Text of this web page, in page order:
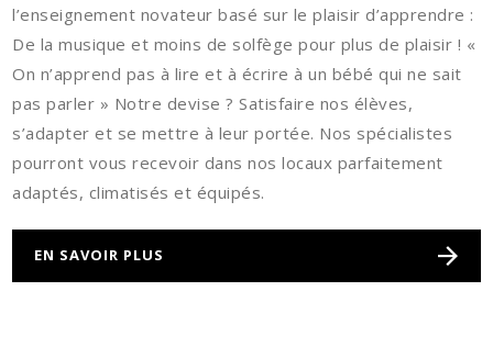
l’enseignement novateur basé sur le plaisir d’apprendre :
De la musique et moins de solfège pour plus de plaisir ! «
On n’apprend pas à lire et à écrire à un bébé qui ne sait
pas parler » Notre devise ? Satisfaire nos élèves,
s’adapter et se mettre à leur portée. Nos spécialistes
pourront vous recevoir dans nos locaux parfaitement
adaptés, climatisés et équipés.
EN SAVOIR PLUS